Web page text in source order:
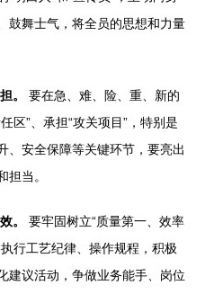
鼓舞士气，将全员的思想和力量
。
要在急、难、险、重、新的
区”、承担“攻关项目”，特别是
、安全保障等关键环节，要亮出
担当。
。
要牢固树立“质量第一、效率
行工艺纪律、操作规程，积极
建议活动，争做业务能手、岗位